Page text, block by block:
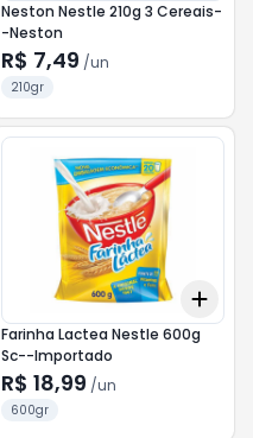
Neston Nestle 210g 3 Cereais-
-Neston
R$ 7,49 /un
210gr
+10 Add
Farinha Lactea Nestle 600g
Sc--Importado
R$ 18,99 /un
600gr